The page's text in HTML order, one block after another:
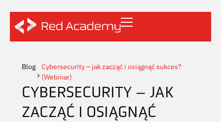
Blog
Cybersecurity – jak zacząć i osiągnąć sukces?
(Webinar)
CYBERSECURITY – JAK
ZACZĄĆ I OSIĄGNĄĆ